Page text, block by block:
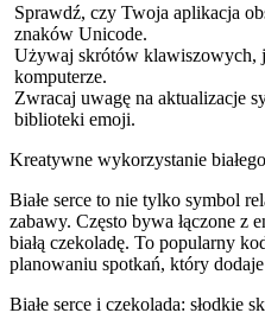
Sprawdź, czy Twoja aplikacja
znaków Unicode.
Używaj skrótów klawiszowych,
komputerze.
Zwracaj uwagę na aktualizacje
biblioteki emoji.
Kreatywne wykorzystanie
Białe serce to nie tylko symbol
zabawy. Często bywa łączone z
białą czekoladę. To popularny
planowaniu spotkań, który
Białe serce i czekolada: słodkie